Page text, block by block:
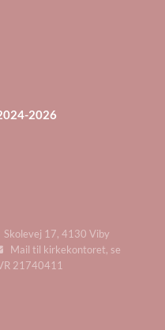
2026
17, 4130 Viby
Mail til kirkekontoret, se
21740411